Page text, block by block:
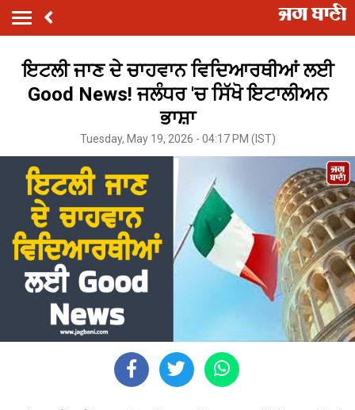
ਇਟਲੀ ਜਾਣ ਦੇ ਚਾਹਵਾਨ ਵਿਦਿਆਰਥੀਆਂ ਲਈ
Good News! ਜਲੰਧਰ 'ਚ ਸਿੱਖੋ ਇਟਾਲੀਅਨ
ਭਾਸ਼ਾ
Tuesday, May 19, 2026 - 04:17 PM (IST)